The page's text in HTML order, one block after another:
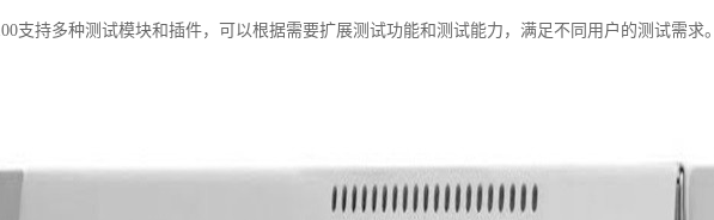
支持多种测试模块和插件，可以根据需要扩展测试功能和测试能力，满足不同用户的测试需求。